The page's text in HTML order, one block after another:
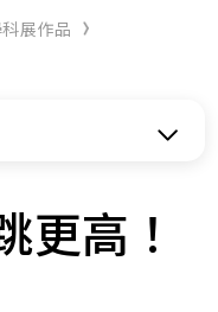
展作品
更高！